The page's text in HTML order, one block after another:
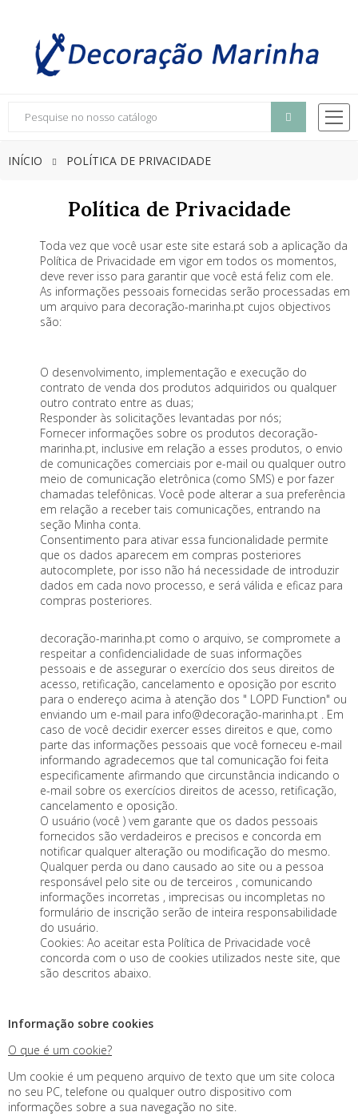
INÍCIO POLÍTICA DE PRIVACIDADE
Política de Privacidade
Toda vez que você usar este site estará sob a aplicação da
Política de Privacidade em vigor em todos os momentos,
deve rever isso para garantir que você está feliz com ele.
As informações pessoais fornecidas serão processadas em
um arquivo para decoração-marinha.pt cujos objectivos
são:
O desenvolvimento, implementação e execução do
contrato de venda dos produtos adquiridos ou qualquer
outro contrato entre as duas;
Responder às solicitações levantadas por nós;
Fornecer informações sobre os produtos decoração-
marinha.pt, inclusive em relação a esses produtos, o envio
de comunicações comerciais por e-mail ou qualquer outro
meio de comunicação eletrônica (como SMS) e por fazer
chamadas telefônicas. Você pode alterar a sua preferência
em relação a receber tais comunicações, entrando na
seção Minha conta.
Consentimento para ativar essa funcionalidade permite
que os dados aparecem em compras posteriores
autocomplete, por isso não há necessidade de introduzir
dados em cada novo processo, e será válida e eficaz para
compras posteriores.
decoração-marinha.pt como o arquivo, se compromete a
respeitar a confidencialidade de suas informações
pessoais e de assegurar o exercício dos seus direitos de
acesso, retificação, cancelamento e oposição por escrito
para o endereço acima à atenção dos " LOPD Function" ou
enviando um e-mail para info@decoração-marinha.pt . Em
caso de você decidir exercer esses direitos e que, como
parte das informações pessoais que você forneceu e-mail
informando agradecemos que tal comunicação foi feita
especificamente afirmando que circunstância indicando o
e-mail sobre os exercícios direitos de acesso, retificação,
cancelamento e oposição.
O usuário (você ) vem garante que os dados pessoais
fornecidos são verdadeiros e precisos e concorda em
notificar qualquer alteração ou modificação do mesmo.
Qualquer perda ou dano causado ao site ou a pessoa
responsável pelo site ou de terceiros , comunicando
informações incorretas , imprecisas ou incompletas no
formulário de inscrição serão de inteira responsabilidade
do usuário.
Cookies: Ao aceitar esta Política de Privacidade você
concorda com o uso de cookies utilizados neste site, que
são descritos abaixo.
Informação sobre cookies
O que é um cookie?
Um cookie é um pequeno arquivo de texto que um site coloca
no seu PC, telefone ou qualquer outro dispositivo com
informações sobre a sua navegação no site.